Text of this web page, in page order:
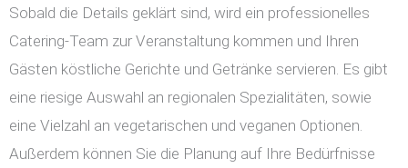
Sobald die Details geklärt sind, wird ein professionelles
Catering-Team zur Veranstaltung kommen und Ihren
Gästen köstliche Gerichte und Getränke servieren. Es gibt
eine riesige Auswahl an regionalen Spezialitäten, sowie
eine Vielzahl an vegetarischen und veganen Optionen.
Außerdem können Sie die Planung auf Ihre Bedürfnisse